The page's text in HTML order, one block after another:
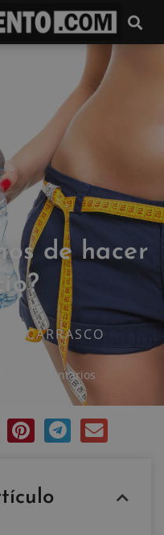
de hacer
CARRASCO
Sin comentarios